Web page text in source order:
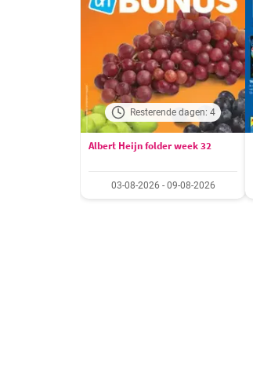
Resterende dagen: 4
Albert Heijn folder week 32
03-08-2026 - 09-08-2026